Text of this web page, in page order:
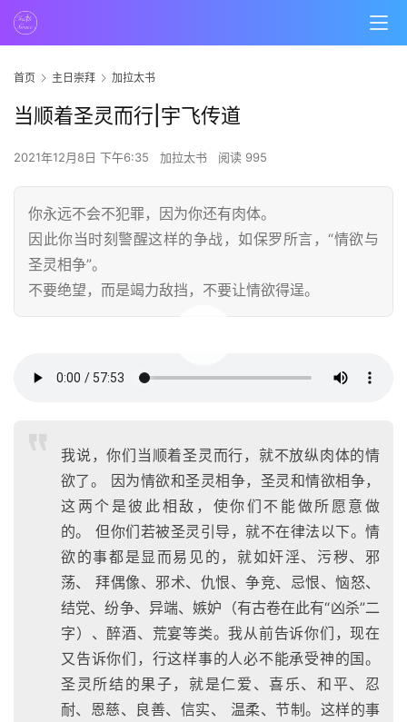
首页 主日崇拜 加拉太书
当顺着圣灵而行|宇飞传道
2021年12月8日 下午6:35 加拉太书 阅读 995
你永远不会不犯罪，因为你还有肉体。
因此你当时刻警醒这样的争战，如保罗所言，“情欲与
圣灵相争”。
不要绝望，而是竭力敌挡，不要让情欲得逞。
00:00 / 57:53
我说，你们当顺着圣灵而行，就不放纵肉体的情
欲了。 因为情欲和圣灵相争，圣灵和情欲相争，
这两个是彼此相敌，使你们不能做所愿意做
的。 但你们若被圣灵引导，就不在律法以下。情
欲的事都是显而易见的，就如奸淫、污秽、邪
荡、 拜偶像、邪术、仇恨、争竞、忌恨、恼怒、
结党、纷争、异端、嫉妒（有古卷在此有“凶杀”二
字）、醉酒、荒宴等类。我从前告诉你们，现在
又告诉你们，行这样事的人必不能承受神的国。
圣灵所结的果子，就是仁爱、喜乐、和平、忍
耐、恩慈、良善、信实、 温柔、节制。这样的事